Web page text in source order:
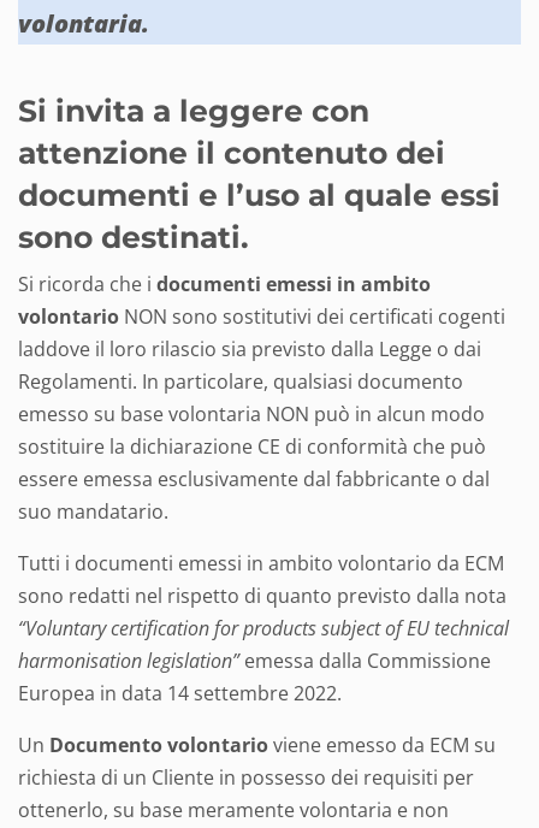
volontaria.
Si invita a leggere con
attenzione il contenuto dei
documenti e l’uso al quale essi
sono destinati.
Si ricorda che i documenti emessi in ambito
volontario NON sono sostitutivi dei certificati cogenti
laddove il loro rilascio sia previsto dalla Legge o dai
Regolamenti. In particolare, qualsiasi documento
emesso su base volontaria NON può in alcun modo
sostituire la dichiarazione CE di conformità che può
essere emessa esclusivamente dal fabbricante o dal
suo mandatario.
Tutti i documenti emessi in ambito volontario da ECM
sono redatti nel rispetto di quanto previsto dalla nota
“Voluntary certification for products subject of EU technical
harmonisation legislation”emessa dalla Commissione
Europea in data 14 settembre 2022.
Un Documento volontarioviene emesso da ECM su
richiesta di un Cliente in possesso dei requisiti per
ottenerlo, su base meramente volontaria e non